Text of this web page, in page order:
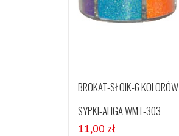
BROKAT-SŁOIK-6 KOLORÓW
SYPKI-ALIGA WMT-303
11,00 zł